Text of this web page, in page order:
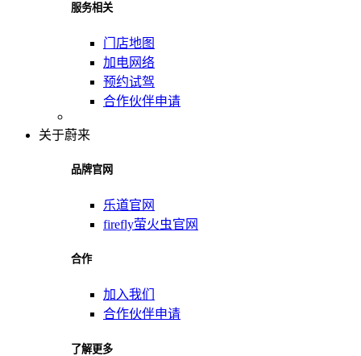
服务相关
门店地图
加电网络
预约试驾
合作伙伴申请
关于蔚来
品牌官网
乐道官网
firefly萤火虫官网
合作
加入我们
合作伙伴申请
了解更多